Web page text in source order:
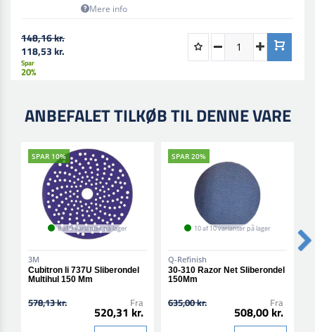
Mere info
148,16 kr.
118,53 kr.
Spar
20%
ANBEFALET TILKØB TIL DENNE VARE
SPAR 10%
8 af 9 varianter på lager
3M
Cubitron Ii 737U Sliberondel
Multihul 150 Mm
578,13 kr. Fra
520,31 kr.
SPAR 20%
10 af 10 varianter på lager
Q-Refinish
30-310 Razor Net Sliberondel
150Mm
635,00 kr. Fra
508,00 kr.